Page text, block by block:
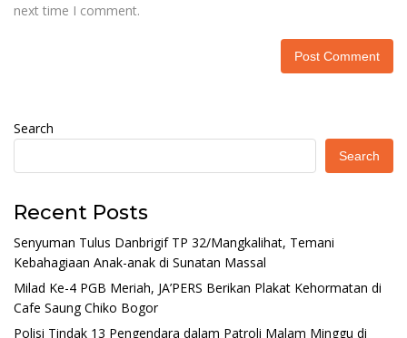
next time I comment.
Search
Search
Recent Posts
Senyuman Tulus Danbrigif TP 32/Mangkalihat, Temani
Kebahagiaan Anak-anak di Sunatan Massal
Milad Ke-4 PGB Meriah, JA’PERS Berikan Plakat Kehormatan di
Cafe Saung Chiko Bogor
Polisi Tindak 13 Pengendara dalam Patroli Malam Minggu di